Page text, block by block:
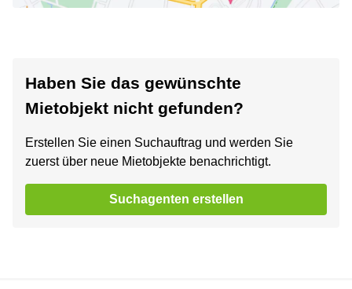
Haben Sie das gewünschte
Mietobjekt nicht gefunden?
Erstellen Sie einen Suchauftrag und werden Sie
zuerst über neue Mietobjekte benachrichtigt.
Suchagenten erstellen